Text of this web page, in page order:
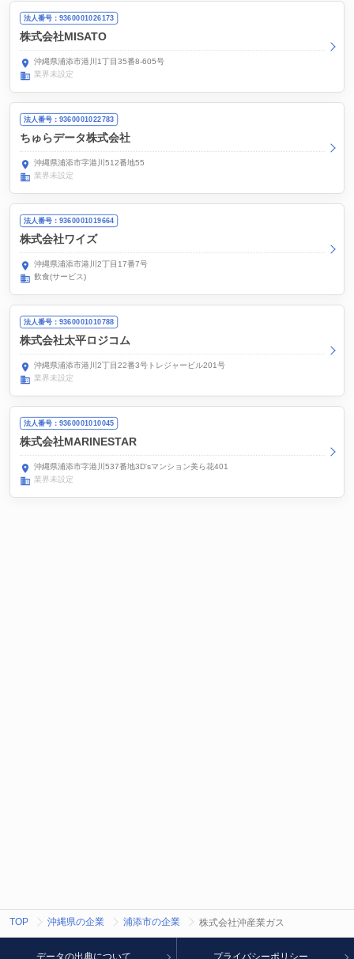
法人番号：9360001026173
株式会社MISATO
沖縄県浦添市港川1丁目35番8-605号
業界未設定
法人番号：9360001022783
ちゅらデータ株式会社
沖縄県浦添市字港川512番地55
業界未設定
法人番号：9360001019664
株式会社ワイズ
沖縄県浦添市港川2丁目17番7号
飲食(サービス)
法人番号：9360001010788
株式会社太平ロジコム
沖縄県浦添市港川2丁目22番3号トレジャービル201号
業界未設定
法人番号：9360001010045
株式会社MARINESTAR
沖縄県浦添市字港川537番地3D'sマンション美ら花401
業界未設定
TOP 沖縄県の企業 浦添市の企業 株式会社沖産業ガス
データの出典について プライバシーポリシー